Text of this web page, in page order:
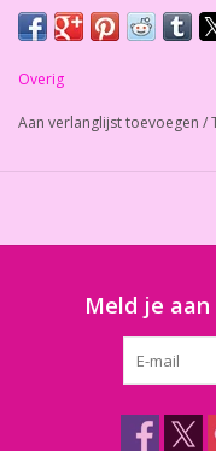
Overig
Aan verlanglijst toevoegen /
Meld je